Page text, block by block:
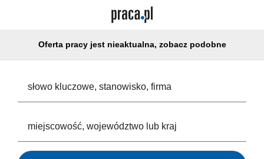
Oferta pracy jest nieaktualna, zobacz podobne